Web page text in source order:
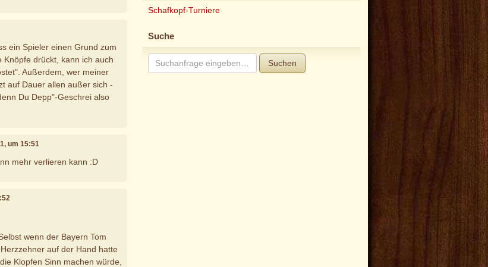
ein Spieler einen Grund zum
drückt, kann ich auch
Außerdem, wer meiner
auf Dauer allen außer sich -
Du Depp"-Geschrei also
um 15:51
mehr verlieren kann :D
wenn der Bayern Tom
auf der Hand hatte
Klopfen Sinn machen würde,
Schafkopf-Turniere
Suche
Suchen